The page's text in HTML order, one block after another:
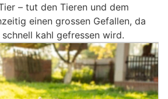
– tut den Tieren und dem
einen grossen Gefallen, da
kahl gefressen wird.